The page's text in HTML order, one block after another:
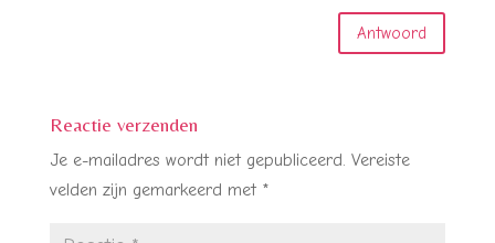
Antwoord
Reactie verzenden
Je e-mailadres wordt niet gepubliceerd. Vereiste
velden zijn gemarkeerd met *